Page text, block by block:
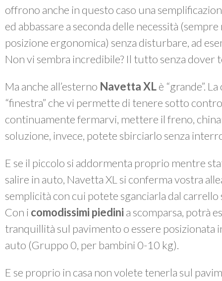
offrono anche in questo caso una
ed abbassare a seconda delle necessità
posizione ergonomica) senza disturbare, ad
Non vi sembra incredibile? Il tutto senza dover
Ma anche all’esterno Navetta XLè “grande”.
“finestra” che vi permette di tenere sotto
continuamente fermarvi, mettere il freno,
soluzione, invece, potete sbirciarlo senza
E se il piccolo si addormenta proprio mentre
salire in auto, Navetta XL si conferma vostra
semplicità con cui potete sganciarla dal carrello
Con i comodissimi piedini a scomparsa, potrà
tranquillità sul pavimento o essere posizionata
auto (Gruppo 0, per bambini 0-10 kg).
E se proprio in casa non volete tenerla sul